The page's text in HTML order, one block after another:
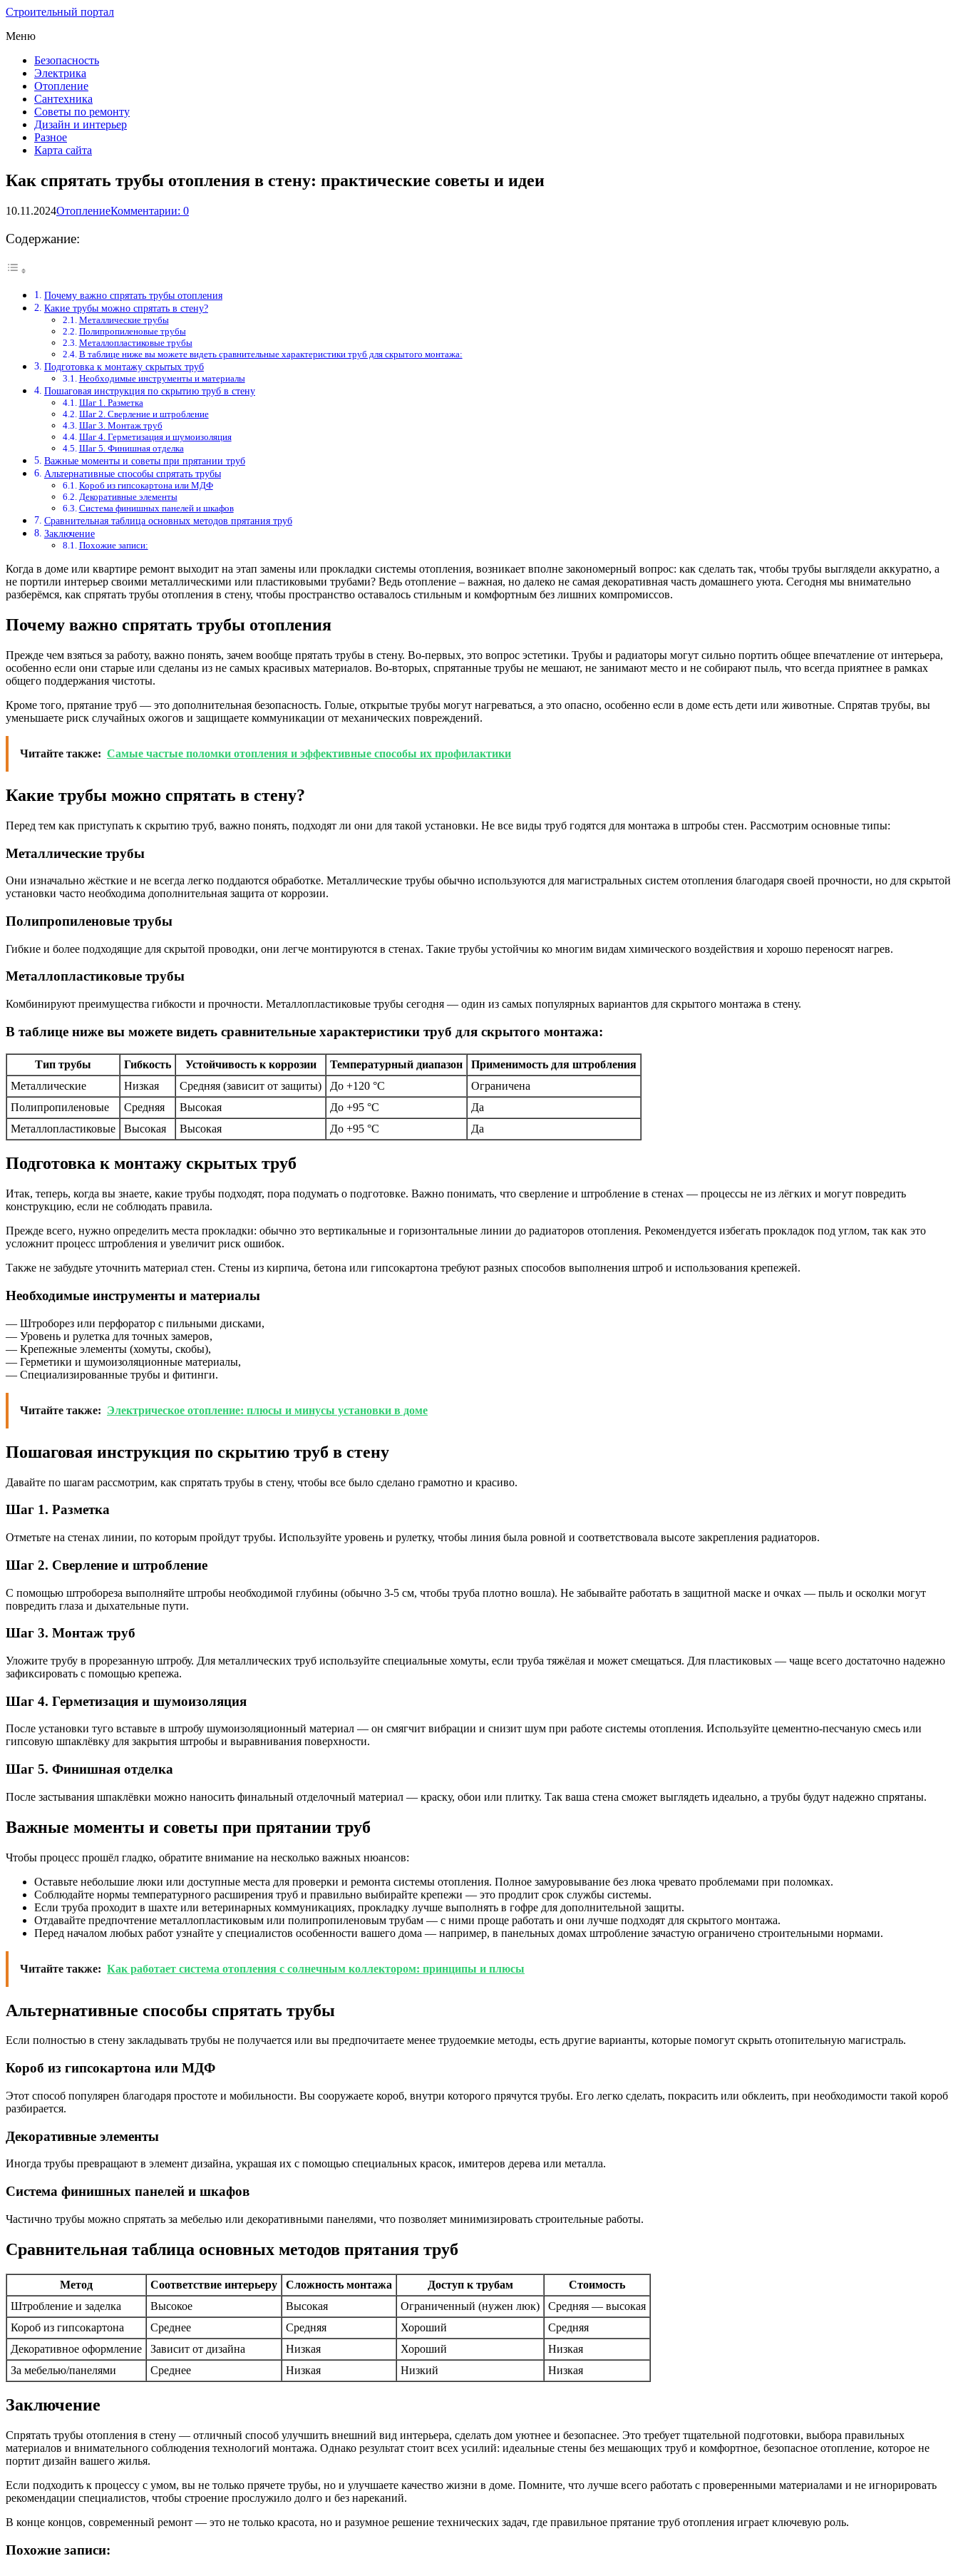
Строительный портал
Меню
Безопасность
Электрика
Отопление
Сантехника
Советы по ремонту
Дизайн и интерьер
Разное
Карта сайта
Как спрятать трубы отопления в стену: практические советы и идеи
10.11.2024ОтоплениеКомментарии: 0
Содержание:
Почему важно спрятать трубы отопления
Какие трубы можно спрятать в стену?
Металлические трубы
Полипропиленовые трубы
Металлопластиковые трубы
В таблице ниже вы можете видеть сравнительные характеристики труб для скрытого монтажа:
Подготовка к монтажу скрытых труб
Необходимые инструменты и материалы
Пошаговая инструкция по скрытию труб в стену
Шаг 1. Разметка
Шаг 2. Сверление и штробление
Шаг 3. Монтаж труб
Шаг 4. Герметизация и шумоизоляция
Шаг 5. Финишная отделка
Важные моменты и советы при прятании труб
Альтернативные способы спрятать трубы
Короб из гипсокартона или МДФ
Декоративные элементы
Система финишных панелей и шкафов
Сравнительная таблица основных методов прятания труб
Заключение
Похожие записи:
Когда в доме или квартире ремонт выходит на этап замены или прокладки системы отопления, возникает вполне закономерный вопрос: как сделать так, чтобы трубы выглядели аккуратно, а
не портили интерьер своими металлическими или пластиковыми трубами? Ведь отопление – важная, но далеко не самая декоративная часть домашнего уюта. Сегодня мы внимательно
разберёмся, как спрятать трубы отопления в стену, чтобы пространство оставалось стильным и комфортным без лишних компромиссов.
Почему важно спрятать трубы отопления
Прежде чем взяться за работу, важно понять, зачем вообще прятать трубы в стену. Во-первых, это вопрос эстетики. Трубы и радиаторы могут сильно портить общее впечатление от интерьера,
особенно если они старые или сделаны из не самых красивых материалов. Во-вторых, спрятанные трубы не мешают, не занимают место и не собирают пыль, что всегда приятнее в рамках
общего поддержания чистоты.
Кроме того, прятание труб — это дополнительная безопасность. Голые, открытые трубы могут нагреваться, а это опасно, особенно если в доме есть дети или животные. Спрятав трубы, вы
уменьшаете риск случайных ожогов и защищаете коммуникации от механических повреждений.
Читайте также: Самые частые поломки отопления и эффективные способы их профилактики
Какие трубы можно спрятать в стену?
Перед тем как приступать к скрытию труб, важно понять, подходят ли они для такой установки. Не все виды труб годятся для монтажа в штробы стен. Рассмотрим основные типы:
Металлические трубы
Они изначально жёсткие и не всегда легко поддаются обработке. Металлические трубы обычно используются для магистральных систем отопления благодаря своей прочности, но для скрытой
установки часто необходима дополнительная защита от коррозии.
Полипропиленовые трубы
Гибкие и более подходящие для скрытой проводки, они легче монтируются в стенах. Такие трубы устойчиы ко многим видам химического воздействия и хорошо переносят нагрев.
Металлопластиковые трубы
Комбинируют преимущества гибкости и прочности. Металлопластиковые трубы сегодня — один из самых популярных вариантов для скрытого монтажа в стену.
В таблице ниже вы можете видеть сравнительные характеристики труб для скрытого монтажа:
Тип трубы Гибкость Устойчивость к коррозии Температурный диапазон
Применимость для штробления
Металлические
Низкая Средняя (зависит от защиты) До +120 °C
Ограничена
Полипропиленовые
Средняя Высокая До +95 °C
Да
Металлопластиковые
Высокая Высокая До +95 °C Да
Подготовка к монтажу скрытых труб
Итак, теперь, когда вы знаете, какие трубы подходят, пора подумать о подготовке. Важно понимать, что сверление и штробление в стенах — процессы не из лёгких и могут повредить
конструкцию, если не соблюдать правила.
Прежде всего, нужно определить места прокладки: обычно это вертикальные и горизонтальные линии до радиаторов отопления. Рекомендуется избегать прокладок под углом, так как это
усложнит процесс штробления и увеличит риск ошибок.
Также не забудьте уточнить материал стен. Стены из кирпича, бетона или гипсокартона требуют разных способов выполнения штроб и использования крепежей.
Необходимые инструменты и материалы
— Штроборез или перфоратор с пильными дисками,
— Уровень и рулетка для точных замеров,
— Крепежные элементы (хомуты, скобы),
— Герметики и шумоизоляционные материалы,
— Специализированные трубы и фитинги.
Читайте также: Электрическое отопление: плюсы и минусы установки в доме
Пошаговая инструкция по скрытию труб в стену
Давайте по шагам рассмотрим, как спрятать трубы в стену, чтобы все было сделано грамотно и красиво.
Шаг 1. Разметка
Отметьте на стенах линии, по которым пройдут трубы. Используйте уровень и рулетку, чтобы линия была ровной и соответствовала высоте закрепления радиаторов.
Шаг 2. Сверление и штробление
С помощью штробореза выполняйте штробы необходимой глубины (обычно 3-5 см, чтобы труба плотно вошла). Не забывайте работать в защитной маске и очках — пыль и осколки могут
повредить глаза и дыхательные пути.
Шаг 3. Монтаж труб
Уложите трубу в прорезанную штробу. Для металлических труб используйте специальные хомуты, если труба тяжёлая и может смещаться. Для пластиковых — чаще всего достаточно надежно
зафиксировать с помощью крепежа.
Шаг 4. Герметизация и шумоизоляция
После установки туго вставьте в штробу шумоизоляционный материал — он смягчит вибрации и снизит шум при работе системы отопления. Используйте цементно-песчаную смесь или
гипсовую шпаклёвку для закрытия штробы и выравнивания поверхности.
Шаг 5. Финишная отделка
После застывания шпаклёвки можно наносить финальный отделочный материал — краску, обои или плитку. Так ваша стена сможет выглядеть идеально, а трубы будут надежно спрятаны.
Важные моменты и советы при прятании труб
Чтобы процесс прошёл гладко, обратите внимание на несколько важных нюансов:
Оставьте небольшие люки или доступные места для проверки и ремонта системы отопления. Полное замуровывание без люка чревато проблемами при поломках.
Соблюдайте нормы температурного расширения труб и правильно выбирайте крепежи — это продлит срок службы системы.
Если труба проходит в шахте или ветеринарных коммуникациях, прокладку лучше выполнять в гофре для дополнительной защиты.
Отдавайте предпочтение металлопластиковым или полипропиленовым трубам — с ними проще работать и они лучше подходят для скрытого монтажа.
Перед началом любых работ узнайте у специалистов особенности вашего дома — например, в панельных домах штробление зачастую ограничено строительными нормами.
Читайте также: Как работает система отопления с солнечным коллектором: принципы и плюсы
Альтернативные способы спрятать трубы
Если полностью в стену закладывать трубы не получается или вы предпочитаете менее трудоемкие методы, есть другие варианты, которые помогут скрыть отопительную магистраль.
Короб из гипсокартона или МДФ
Этот способ популярен благодаря простоте и мобильности. Вы сооружаете короб, внутри которого прячутся трубы. Его легко сделать, покрасить или обклеить, при необходимости такой короб
разбирается.
Декоративные элементы
Иногда трубы превращают в элемент дизайна, украшая их с помощью специальных красок, имитеров дерева или металла.
Система финишных панелей и шкафов
Частично трубы можно спрятать за мебелью или декоративными панелями, что позволяет минимизировать строительные работы.
Сравнительная таблица основных методов прятания труб
Метод Соответствие интерьеру Сложность монтажа Доступ к трубам
Стоимость
Штробление и заделка
Высокое Высокая Ограниченный (нужен люк)
Средняя — высокая
Короб из гипсокартона
Среднее Средняя Хороший
Средняя
Декоративное оформление
Зависит от дизайна Низкая Хороший
Низкая
За мебелью/панелями
Среднее Низкая Низкий Низкая
Заключение
Спрятать трубы отопления в стену — отличный способ улучшить внешний вид интерьера, сделать дом уютнее и безопаснее. Это требует тщательной подготовки, выбора правильных
материалов и внимательного соблюдения технологий монтажа. Однако результат стоит всех усилий: идеальные стены без мешающих труб и комфортное, безопасное отопление, которое не
портит дизайн вашего жилья.
Если подходить к процессу с умом, вы не только прячете трубы, но и улучшаете качество жизни в доме. Помните, что лучше всего работать с проверенными материалами и не игнорировать
рекомендации специалистов, чтобы строение прослужило долго и без нареканий.
В конце концов, современный ремонт — это не только красота, но и разумное решение технических задач, где правильное прятание труб отопления играет ключевую роль.
Похожие записи: